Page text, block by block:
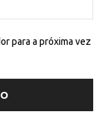
para a próxima vez